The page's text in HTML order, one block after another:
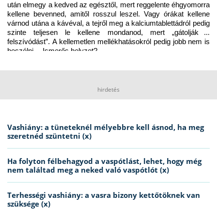
után elmegy a kedved az egésztől, mert reggelente éhgyomorra
kellene bevenned, amitől rosszul leszel. Vagy órákat kellene
várnod utána a kávéval, a tejről meg a kalciumtablettádról pedig
szinte teljesen le kellene mondanod, mert „gátolják a
felszívódást”. A kellemetlen mellékhatásokról pedig jobb nem is
beszélni… Ismerős helyzet?
hirdetés
Vashiány: a tüneteknél mélyebbre kell ásnod, ha meg
szeretnéd szüntetni (x)
Ha folyton félbehagyod a vaspótlást, lehet, hogy még
nem találtad meg a neked való vaspótlót (x)
Terhességi vashiány: a vasra bizony kettőtöknek van
szüksége (x)